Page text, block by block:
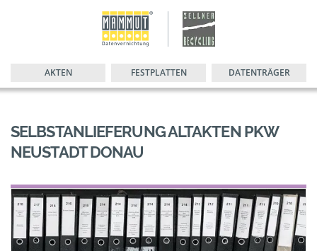
AKTEN FESTPLATTEN DATENTRÄGER
SELBSTANLIEFERUNG ALTAKTEN PKW
NEUSTADT DONAU